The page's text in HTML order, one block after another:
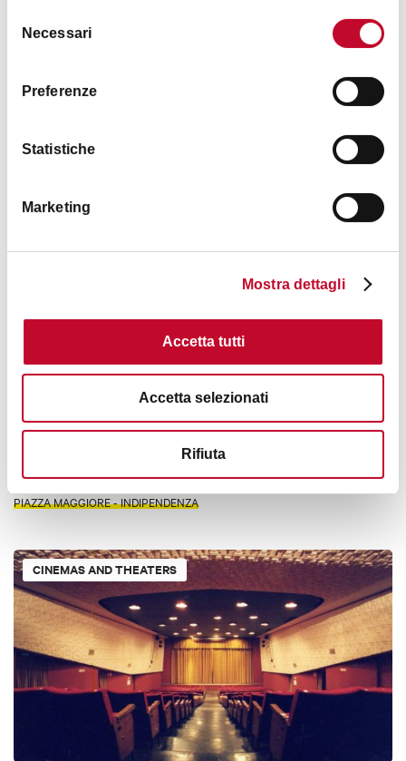
delNecessari
Preferenze
Statistiche
Marketing
Mostra dettagli
Accetta tutti
Accetta selezionati
Rifiuta
Cinema Modernissimo
PIAZZA MAGGIORE - INDIPENDENZA
CINEMAS AND THEATERS